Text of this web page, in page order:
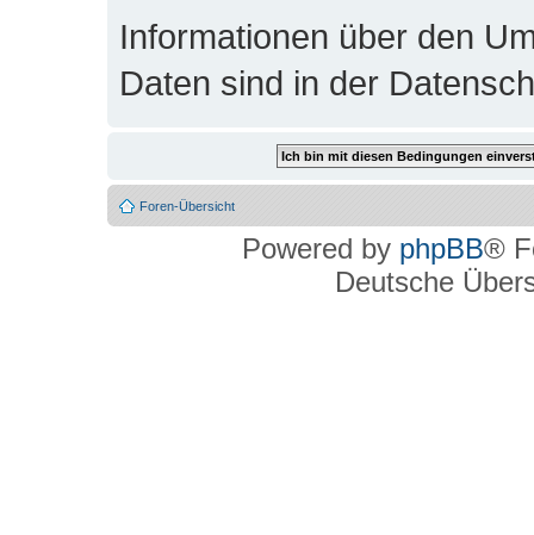
Informationen über den
Daten sind in der
Foren-Übersicht
Powered by phpBB®
Deutsche